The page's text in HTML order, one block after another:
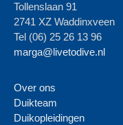
Tollenslaan 91
2741 XZ Waddinxveen
Tel (06) 25 26 13 96
marga@livetodive.nl
Over ons
Duikteam
Duikopleidingen